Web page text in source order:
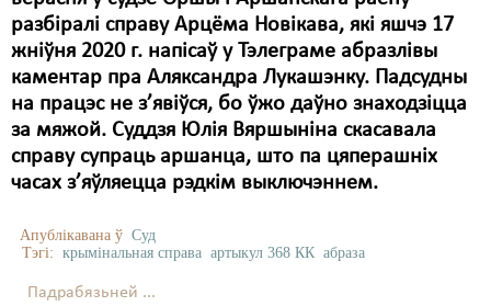
разбіралі справу Арцёма Новікава, які яшчэ 17
жніўня 2020 г. напісаў у Тэлеграме абразлівы
каментар пра Аляксандра Лукашэнку. Падсудны
на працэс не з’явіўся, бо ўжо даўно знаходзіцца
за мяжой. Суддзя Юлія Вяршыніна скасавала
справу супраць аршанца, што па цяперашніх
часах з’яўляецца рэдкім выключэннем.
Апублікавана ў Суд
Тэгі: крымінальная справа артыкул 368 КК абраза
Падрабязьней ...